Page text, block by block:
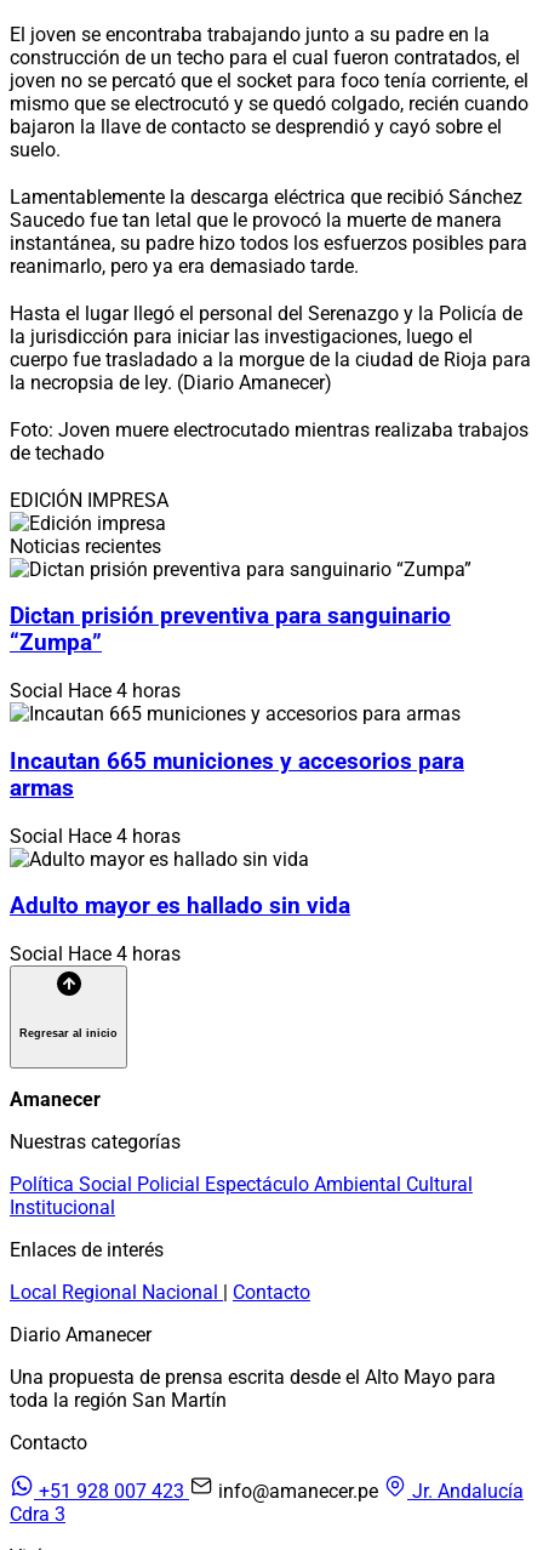
El joven se encontraba trabajando junto a su padre en la
construcción de un techo para el cual fueron contratados, el
joven no se percató que el socket para foco tenía corriente, el
mismo que se electrocutó y se quedó colgado, recién cuando
bajaron la llave de contacto se desprendió y cayó sobre el
suelo.
Lamentablemente la descarga eléctrica que recibió Sánchez
Saucedo fue tan letal que le provocó la muerte de manera
instantánea, su padre hizo todos los esfuerzos posibles para
reanimarlo, pero ya era demasiado tarde.
Hasta el lugar llegó el personal del Serenazgo y la Policía de
la jurisdicción para iniciar las investigaciones, luego el
cuerpo fue trasladado a la morgue de la ciudad de Rioja para
la necropsia de ley. (Diario Amanecer)
Foto: Joven muere electrocutado mientras realizaba trabajos
de techado
EDICIÓN IMPRESA
Noticias recientes
Dictan prisión preventiva para sanguinario
“Zumpa”
Social Hace 4 horas
Incautan 665 municiones y accesorios para
armas
Social Hace 4 horas
Adulto mayor es hallado sin vida
Social Hace 4 horas
Regresar al inicio
Amanecer
Nuestras categorías
Política Social Policial Espectáculo Ambiental Cultural
Institucional
Enlaces de interés
Local Regional Nacional | Contacto
Diario Amanecer
Una propuesta de prensa escrita desde el Alto Mayo para
toda la región San Martín
Contacto
+51 928 007 423 info@amanecer.pe
Jr. Andalucía
Cdra 3